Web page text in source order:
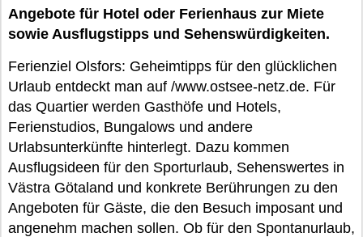
Angebote für Hotel oder Ferienhaus zur Miete
sowie Ausflugstipps und Sehenswürdigkeiten.
Ferienziel Olsfors: Geheimtipps für den glücklichen
Urlaub entdeckt man auf /www.ostsee-netz.de. Für
das Quartier werden Gasthöfe und Hotels,
Ferienstudios, Bungalows und andere
Urlabsunterkünfte hinterlegt. Dazu kommen
Ausflugsideen für den Sporturlaub, Sehenswertes in
Västra Götaland und konkrete Berührungen zu den
Angeboten für Gäste, die den Besuch imposant und
angenehm machen sollen. Ob für den Spontanurlaub,